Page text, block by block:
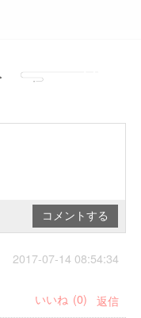
2017-07-14 08:54:34
返信
(0)